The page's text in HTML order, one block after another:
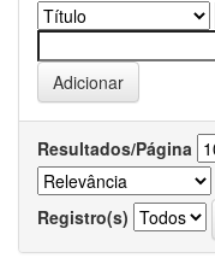
Resultados/Página
Registro(s)